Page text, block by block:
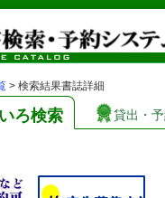
> 検索結果書誌詳細
ろ検索 貸出・